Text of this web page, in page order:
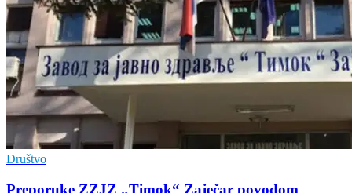
Društvo
Preporuke ZZJZ „Timok“ Zaječar povodom